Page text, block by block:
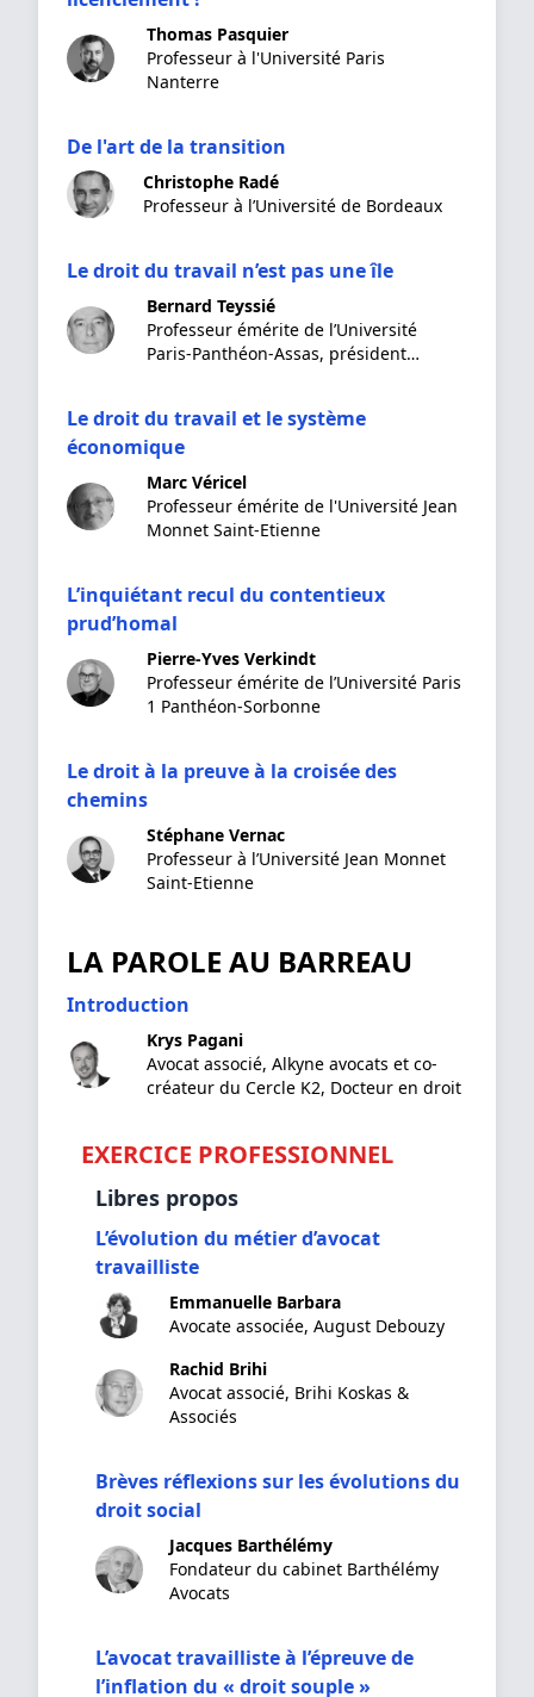
Thomas Pasquier
Professeur à l'Université Paris
Nanterre
De l'art de la transition
Christophe Radé
Professeur à l’Université de Bordeaux
Le droit du travail n’est pas une île
Bernard Teyssié
Professeur émérite de l’Université
Paris-Panthéon-Assas, président
Le droit du travail et le système
économique
Marc Véricel
Professeur émérite de l'Université Jean
Monnet Saint-Etienne
L’inquiétant recul du contentieux
prud’homal
Pierre-Yves Verkindt
Professeur émérite de l’Université Paris
1 Panthéon-Sorbonne
Le droit à la preuve à la croisée des
chemins
Stéphane Vernac
Professeur à l’Université Jean Monnet
Saint-Etienne
LA PAROLE AU BARREAU
Introduction
Krys Pagani
Avocat associé, Alkyne avocats et co-
créateur du Cercle K2, Docteur en droit
EXERCICE PROFESSIONNEL
Libres propos
L’évolution du métier d’avocat
travailliste
Emmanuelle Barbara
Avocate associée, August Debouzy
Rachid Brihi
Avocat associé, Brihi Koskas &
Associés
Brèves réflexions sur les évolutions du
droit social
Jacques Barthélémy
Fondateur du cabinet Barthélémy
Avocats
L’avocat travailliste à l’épreuve de
l’inflation du « droit souple »